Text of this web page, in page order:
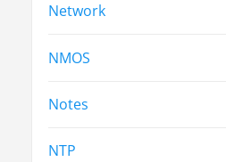
Network
NMOS
Notes
NTP